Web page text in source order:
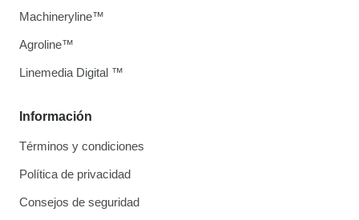
Información
Términos y condiciones
Política de privacidad
Consejos de seguridad
Machineryline™
Agroline™
Linemedia Digital ™